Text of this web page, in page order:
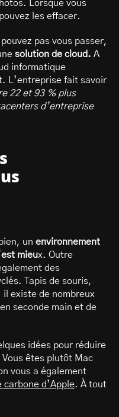
Lorsque vous
les effacer.
pas vous passer,
solution de cloud. A
informatique
L’entreprise fait savoir
22 et 93 % plus
d’entreprise
un environnement
mieux. Outre
des
Tapis de souris,
existe de nombreux
seconde main et de
idées pour réduire
êtes plutôt Mac
vous a également
carbone d’Apple. À tout